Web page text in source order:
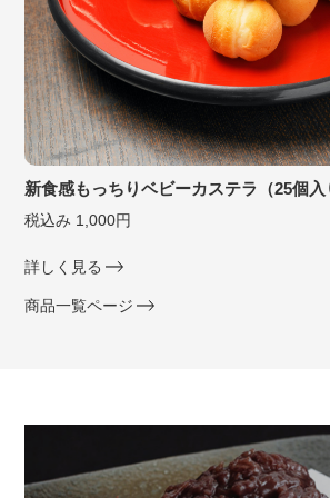
新食感もっちりベビーカステラ（25個入
税込み 1,000円
詳しく見る
商品一覧ページ